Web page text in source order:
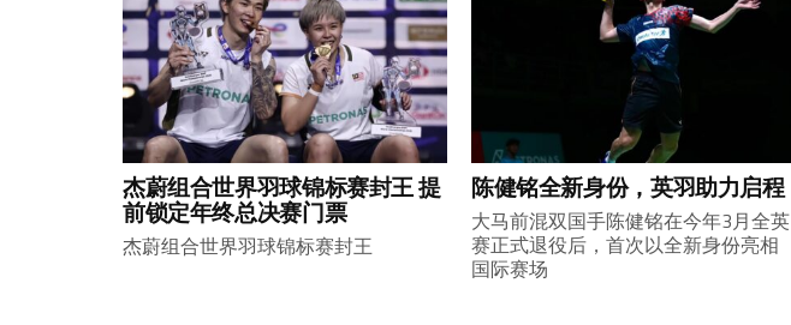
杰蔚组合世界羽球锦标赛封王 提
前锁定年终总决赛门票
杰蔚组合世界羽球锦标赛封王
陈健铭全新身份，英羽助力启程
大马前混双国手陈健铭在今年3月全英
赛正式退役后，首次以全新身份亮相
国际赛场